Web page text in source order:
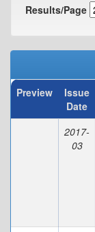
Results/Page
Preview
Issue
Date
2017-
03